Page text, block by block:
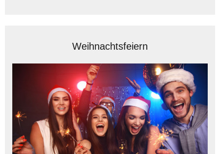
Weihnachtsfeiern